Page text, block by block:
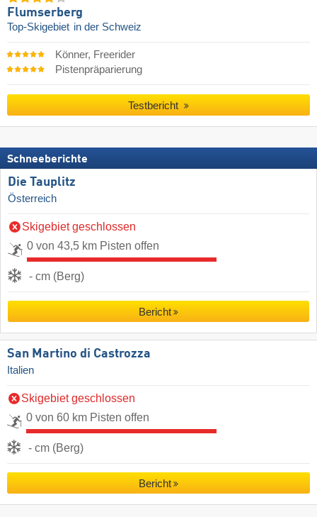
Flumserberg
Top-Skigebiet in der Schweiz
Könner, Freerider
Pistenpräparierung
Testbericht
Schneeberichte
Die Tauplitz
Österreich
Skigebiet geschlossen
0 von 43,5 km Pisten offen
- cm (Berg)
Bericht
San Martino di Castrozza
Italien
Skigebiet geschlossen
0 von 60 km Pisten offen
- cm (Berg)
Bericht